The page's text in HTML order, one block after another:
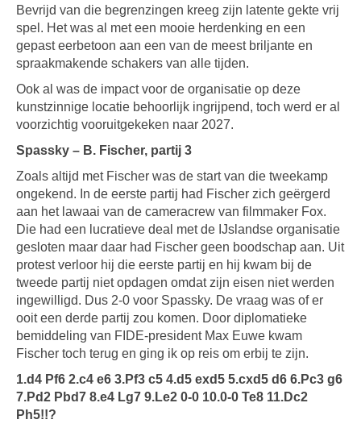
Bevrijd van die begrenzingen kreeg zijn latente gekte vrij
spel. Het was al met een mooie herdenking en een
gepast eerbetoon aan een van de meest briljante en
spraakmakende schakers van alle tijden.
Ook al was de impact voor de organisatie op deze
kunstzinnige locatie behoorlijk ingrijpend, toch werd er al
voorzichtig vooruitgekeken naar 2027.
Spassky – B. Fischer, partij 3
Zoals altijd met Fischer was de start van die tweekamp
ongekend. In de eerste partij had Fischer zich geërgerd
aan het lawaai van de cameracrew van filmmaker Fox.
Die had een lucratieve deal met de IJslandse organisatie
gesloten maar daar had Fischer geen boodschap aan. Uit
protest verloor hij die eerste partij en hij kwam bij de
tweede partij niet opdagen omdat zijn eisen niet werden
ingewilligd. Dus 2-0 voor Spassky. De vraag was of er
ooit een derde partij zou komen. Door diplomatieke
bemiddeling van FIDE-president Max Euwe kwam
Fischer toch terug en ging ik op reis om erbij te zijn.
1.d4 Pf6 2.c4 e6 3.Pf3 c5 4.d5 exd5 5.cxd5 d6 6.Pc3 g6
7.Pd2 Pbd7 8.e4 Lg7 9.Le2 0-0 10.0-0 Te8 11.Dc2
Ph5!!?